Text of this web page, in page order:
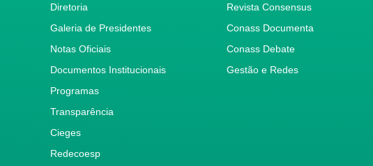
Diretoria
Galeria de Presidentes
Notas Oficiais
Documentos Institucionais
Programas
Transparência
Cieges
Redecoesp
Revista Consensus
Conass Documenta
Conass Debate
Gestão e Redes